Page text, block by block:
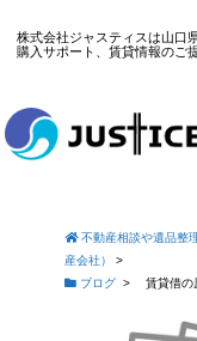
株式会社ジャスティスは山口
購入サポート、賃貸情報のご
不動産相談や遺品整
産会社）
>
ブログ > 賃貸借の